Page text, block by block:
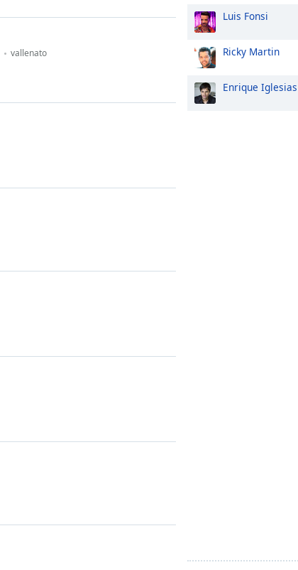
vallenato
Luis Fonsi
Ricky Martin
Enrique Iglesias